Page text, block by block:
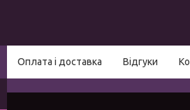
Оплата і доставка Відгуки